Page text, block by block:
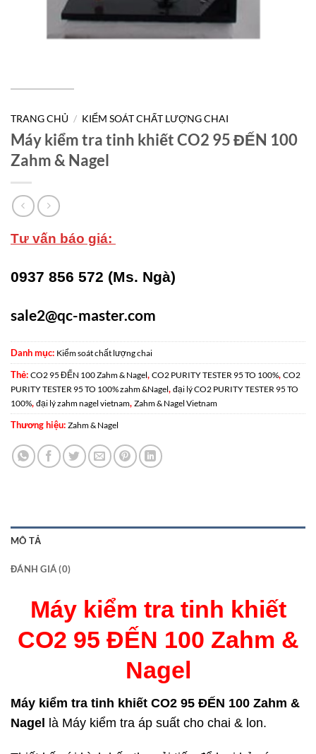
TRANG CHỦ / KIỂM SOÁT CHẤT LƯỢNG CHAI
Máy kiểm tra tinh khiết CO2 95 ĐẾN 100
Zahm & Nagel
Tư vấn báo giá:
0937 856 572 (Ms. Ngà)
sale2@qc-master.com
Danh mục: Kiểm soát chất lượng chai
Thẻ: CO2 95 ĐẾN 100 Zahm & Nagel, CO2 PURITY TESTER 95 TO 100%, CO2
PURITY TESTER 95 TO 100% zahm &Nagel, đại lý CO2 PURITY TESTER 95 TO
100%, đại lý zahm nagel vietnam, Zahm & Nagel Vietnam
Thương hiệu: Zahm & Nagel
MÔ TẢ
ĐÁNH GIÁ (0)
Máy kiểm tra tinh khiết
CO2 95 ĐẾN 100 Zahm &
Nagel
Máy kiểm tra tinh khiết CO2 95 ĐẾN 100 Zahm &
Nagel là Máy kiểm tra áp suất cho chai & lon.